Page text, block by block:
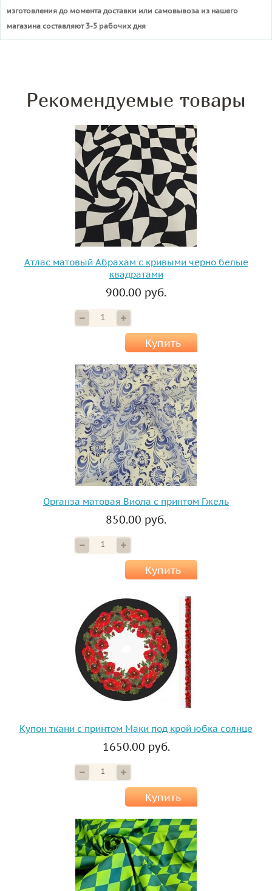
изготовления до момента доставки или самовывоза из нашего
магазина составляют 3-5 рабочих дня
Рекомендуемые товары
Атлас матовый Абрахам с кривыми черно белые
квадратами
900.00 руб.
Купить
Органза матовая Виола с принтом Гжель
850.00 руб.
Купить
Купон ткани с принтом Маки под крой юбка солнце
1650.00 руб.
Купить